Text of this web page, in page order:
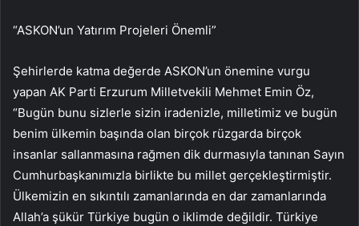
“ASKON’un Yatırım Projeleri Önemli”
Şehirlerde katma değerde ASKON’un önemine vurgu
yapan AK Parti Erzurum Milletvekili Mehmet Emin Öz,
“Bugün bunu sizlerle sizin iradenizle, milletimiz ve bugün
benim ülkemin başında olan birçok rüzgarda birçok
insanlar sallanmasına rağmen dik durmasıyla tanınan Sayın
Cumhurbaşkanımızla birlikte bu millet gerçekleştirmiştir.
Ülkemizin en sıkıntılı zamanlarında en dar zamanlarında
Allah’a şükür Türkiye bugün o iklimde değildir. Türkiye